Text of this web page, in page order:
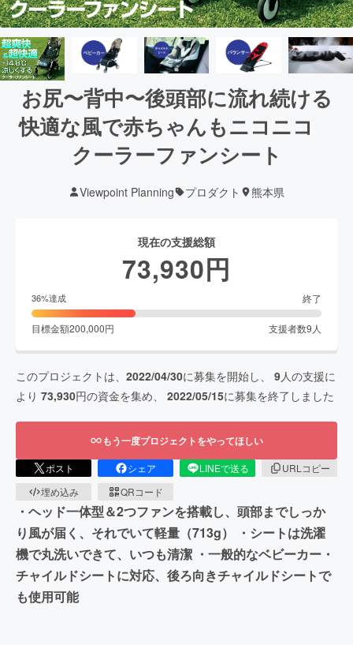
お尻〜背中〜後頭部に流れ続ける
快適な風で赤ちゃんもニコニコ
クーラーファンシート
Viewpoint Planning プロダクト 熊本県
現在の支援総額
73,930円
36%達成 終了
目標金額200,000円 支援者数9 人
このプロジェクトは、 2022/04/30に募集を開始し、 9人の支援に
より 73,930円の資金を集め、 2022/05/15に募集を終了しました
もう一度プロジェクトをやってほしい
ポスト シェア LINEで送る
URLコピー
埋め込み
QRコード
・ヘッド一体型＆2つファンを搭載し、頭部までしっか
り風が届く、それでいて軽量（713g） ・シートは洗濯
機で丸洗いできて、いつも清潔 ・一般的なベビーカー・
チャイルドシートに対応、後ろ向きチャイルドシートで
も使用可能